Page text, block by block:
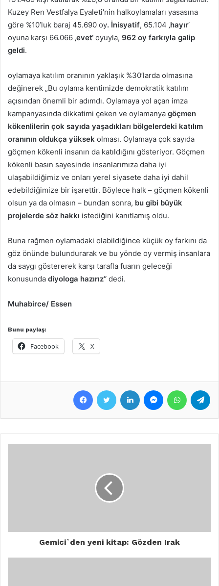
Kuzey Ren Vestfalya Eyaleti'nin halkoylamaları yasasına
göre %10’luk baraj 45.690 oy. İnisyatif, 65.104 ‚hayır‘
oyuna karşı 66.066 ‚evet‘ oyuyla, 962 oy farkıyla galip
geldi.
oylamaya katılım oranının yaklaşık %30’larda olmasına
değinerek „Bu oylama kentimizde demokratik katılım
açısından önemli bir adımdı. Oylamaya yol açan imza
kampanyasında dikkatimi çeken ve oylamanya göçmen
kökenlilerin çok sayıda yaşadıkları bölgelerdeki katılım
oranının oldukça yüksek olması. Oylamaya çok sayıda
göçmen kökenli insanın da katıldığını gösteriyor. Göçmen
kökenli basın sayesinde insanlarımıza daha iyi
ulaşabildiğimiz ve onları yerel siyasete daha iyi dahil
edebildiğimize bir işarettir. Böylece halk – göçmen kökenli
olsun ya da olmasın – bundan sonra, bu gibi büyük
projelerde söz hakkı istediğini kanıtlamış oldu.
Buna rağmen oylamadaki olabildiğince küçük oy farkını da
göz önünde bulundurarak ve bu yönde oy vermiş insanlara
da saygı göstererek karşı tarafla fuarın geleceği
konusunda diyologa hazırız“ dedi.
Muhabirce/ Essen
Bunu paylaş:
Facebook X
Gemici`den yeni kitap: Gözden Irak